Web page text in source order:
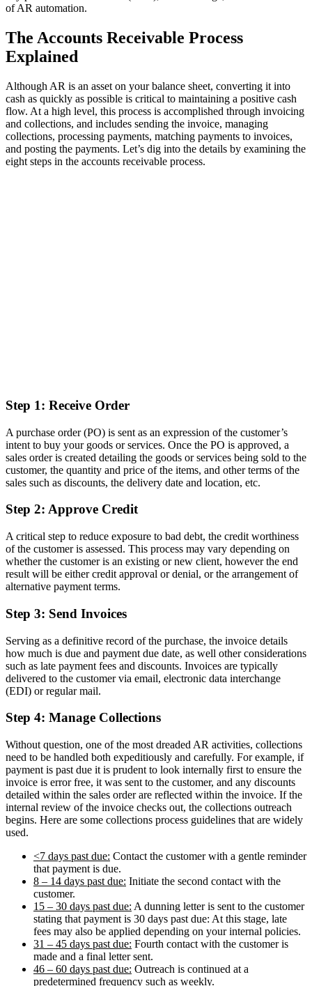
of AR automation.
The Accounts Receivable Process
Explained
Although AR is an asset on your balance sheet, converting it into
cash as quickly as possible is critical to maintaining a positive cash
flow. At a high level, this process is accomplished through invoicing
and collections, and includes sending the invoice, managing
collections, processing payments, matching payments to invoices,
and posting the payments. Let’s dig into the details by examining the
eight steps in the accounts receivable process.
Step 1: Receive Order
A purchase order (PO) is sent as an expression of the customer’s
intent to buy your goods or services. Once the PO is approved, a
sales order is created detailing the goods or services being sold to the
customer, the quantity and price of the items, and other terms of the
sales such as discounts, the delivery date and location, etc.
Step 2: Approve Credit
A critical step to reduce exposure to bad debt, the credit worthiness
of the customer is assessed. This process may vary depending on
whether the customer is an existing or new client, however the end
result will be either credit approval or denial, or the arrangement of
alternative payment terms.
Step 3: Send Invoices
Serving as a definitive record of the purchase, the invoice details
how much is due and payment due date, as well other considerations
such as late payment fees and discounts. Invoices are typically
delivered to the customer via email, electronic data interchange
(EDI) or regular mail.
Step 4: Manage Collections
Without question, one of the most dreaded AR activities, collections
need to be handled both expeditiously and carefully. For example, if
payment is past due it is prudent to look internally first to ensure the
invoice is error free, it was sent to the customer, and any discounts
detailed within the sales order are reflected within the invoice. If the
internal review of the invoice checks out, the collections outreach
begins. Here are some collections process guidelines that are widely
used.
<7 days past due: Contact the customer with a gentle reminder
that payment is due.
8 – 14 days past due: Initiate the second contact with the
customer.
15 – 30 days past due: A dunning letter is sent to the customer
stating that payment is 30 days past due: At this stage, late
fees may also be applied depending on your internal policies.
31 – 45 days past due: Fourth contact with the customer is
made and a final letter sent.
46 – 60 days past due: Outreach is continued at a
predetermined frequency such as weekly.